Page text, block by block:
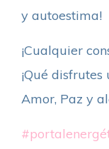
y autoestima!
¡Cualquier
¡Qué
Amor, Paz y